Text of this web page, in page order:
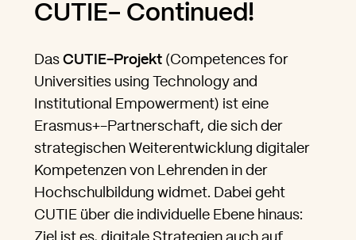
CUTIE- Continued!
DasCUTIE-Projekt (Competences for
Universities using Technology and
Institutional Empowerment) ist eine
Erasmus+-Partnerschaft, die sich der
strategischen Weiterentwicklung digitaler
Kompetenzen von Lehrenden in der
Hochschulbildung widmet. Dabei geht
CUTIE über die individuelle Ebene hinaus: